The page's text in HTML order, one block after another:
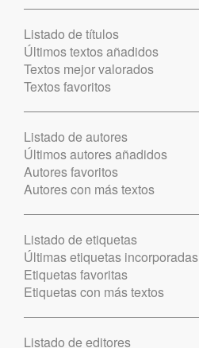
Listado de títulos
Últimos textos añadidos
Textos mejor valorados
Textos favoritos
Listado de autores
Últimos autores añadidos
Autores favoritos
Autores con más textos
Listado de etiquetas
Últimas etiquetas incorporadas
Etiquetas favoritas
Etiquetas con más textos
Listado de editores